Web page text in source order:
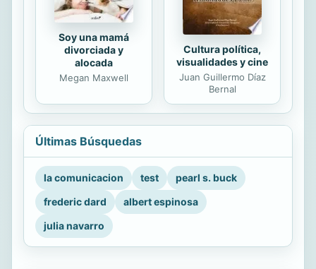
Soy una mamá
divorciada y
alocada
Megan Maxwell
Cultura política,
visualidades y cine
Juan Guillermo Díaz
Bernal
Últimas Búsquedas
la comunicacion test
pearl s. buck
frederic dard
albert espinosa
julia navarro